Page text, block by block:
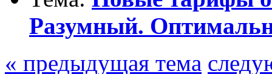
Разумный.
« предыдущая тема